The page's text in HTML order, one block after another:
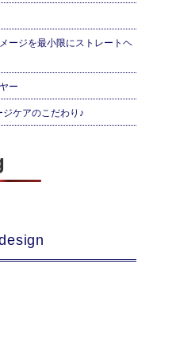
ージを最小限にストレートヘ
ー
ケアのこだわり♪